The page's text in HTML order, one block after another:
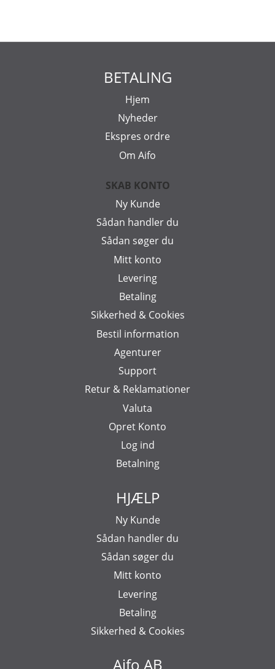
Aifo AB
BETALING
Hjem
Nyheder
Ekspres ordre
Om Aifo
SKAB KONTO
Ny Kunde
Sådan handler du
Sådan søger du
Mitt konto
Levering
Betaling
Sikkerhed & Cookies
Bestil information
Agenturer
Support
Retur & Reklamationer
Valuta
Opret Konto
Log ind
Betalning
HJÆLP
Ny Kunde
Sådan handler du
Sådan søger du
Mitt konto
Levering
Betaling
Sikkerhed & Cookies